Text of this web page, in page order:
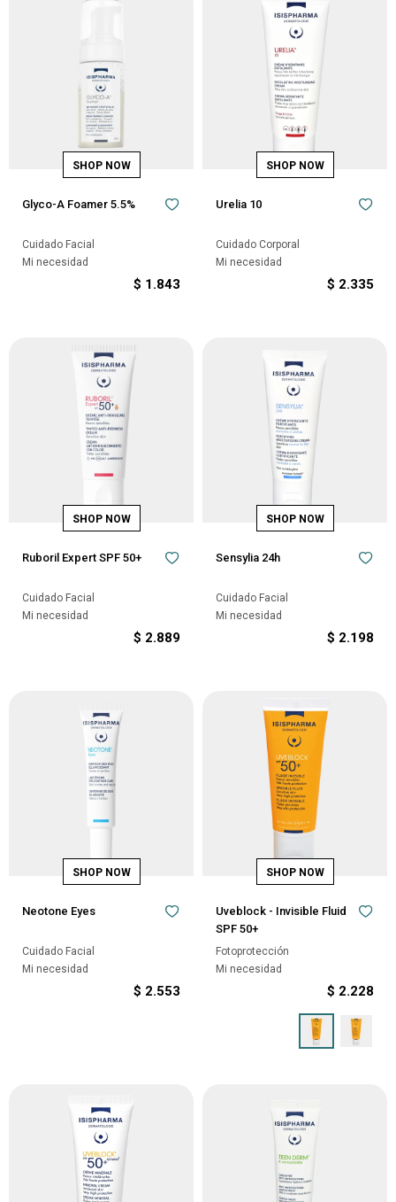
Glyco-A Foamer 5.5%
Cuidado Facial
Mi necesidad
$ 1.843
Urelia 10
Cuidado Corporal
Mi necesidad
$ 2.335
Ruboril Expert SPF 50+
Cuidado Facial
Mi necesidad
$ 2.889
Sensylia 24h
Cuidado Facial
Mi necesidad
$ 2.198
Neotone Eyes
Cuidado Facial
Mi necesidad
$ 2.553
Uveblock - Invisible Fluid
SPF 50+
Fotoprotección
Mi necesidad
$ 2.228